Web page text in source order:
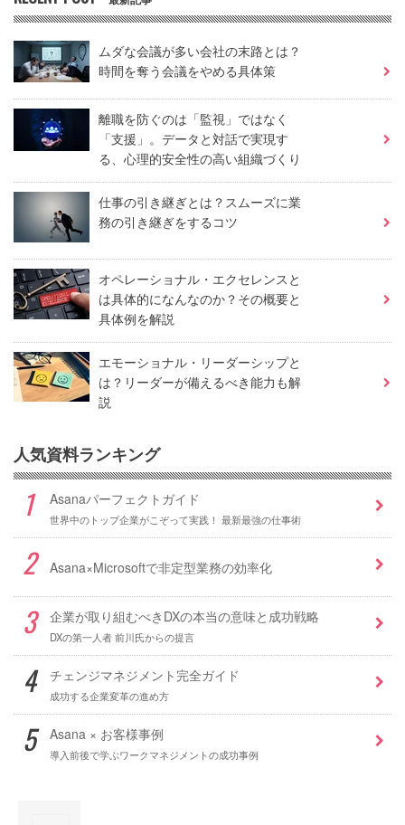
ムダな会議が多い会社の末路とは？
時間を奪う会議をやめる具体策
離職を防ぐのは「監視」ではなく
「支援」。データと対話で実現す
る、心理的安全性の高い組織づくり
仕事の引き継ぎとは？スムーズに業
務の引き継ぎをするコツ
オペレーショナル・エクセレンスと
は具体的になんなのか？その概要と
具体例を解説
エモーショナル・リーダーシップと
は？リーダーが備えるべき能力も解
説
人気資料ランキング
Asanaパーフェクトガイド
世界中のトップ企業がこぞって実践！ 最新最強の仕事術
Asana×Microsoftで非定型業務の効率化
企業が取り組むべきDXの本当の意味と成功戦略
DXの第一人者 前川氏からの提言
チェンジマネジメント完全ガイド
成功する企業変革の進め方
Asana × お客様事例
導入前後で学ぶワークマネジメントの成功事例